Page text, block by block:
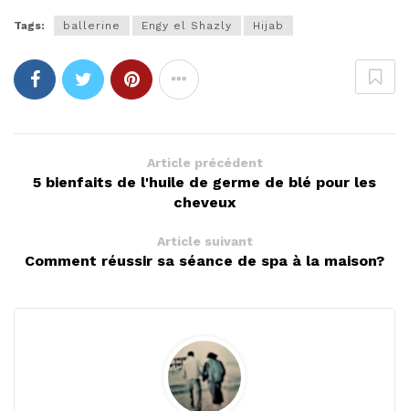
Tags: ballerine Engy el Shazly Hijab
Article précédent
5 bienfaits de l'huile de germe de blé pour les
cheveux
Article suivant
Comment réussir sa séance de spa à la maison?